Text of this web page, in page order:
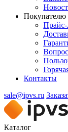
Покупателю
Прайс-
Контакты
sale@ipvs.ru
Каталог